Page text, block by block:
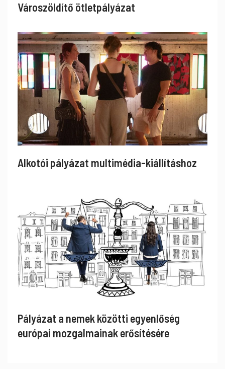
Városzöldítő ötletpályázat
Alkotói pályázat multimédia-kiállításhoz
Pályázat a nemek közötti egyenlőség
európai mozgalmainak erősítésére